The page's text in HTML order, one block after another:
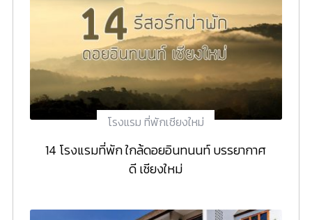
โรงแรม ที่พักเชียงใหม่
14 โรงแรมที่พัก ใกล้ดอยอินทนนท์ บรรยากาศ
ดี เชียงใหม่